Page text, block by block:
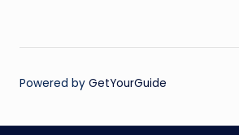
Powered by GetYourGuide